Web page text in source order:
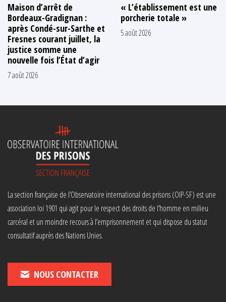
Maison d’arrêt de
Bordeaux-Gradignan :
après Condé-sur-Sarthe et
Fresnes courant juillet, la
justice somme une
nouvelle fois l’État d’agir
7 août 2026
« L’établissement est une
porcherie totale »
5 août 2026
La section française de l’Observatoire international des prisons (OIP-SF) est une
association loi 1901 qui agit pour le respect des droits de l’homme en milieu
carcéral et un moindre recours à l’emprisonnement et qui dispose du statut
consultatif auprès des Nations Unies.
NOUS CONTACTER